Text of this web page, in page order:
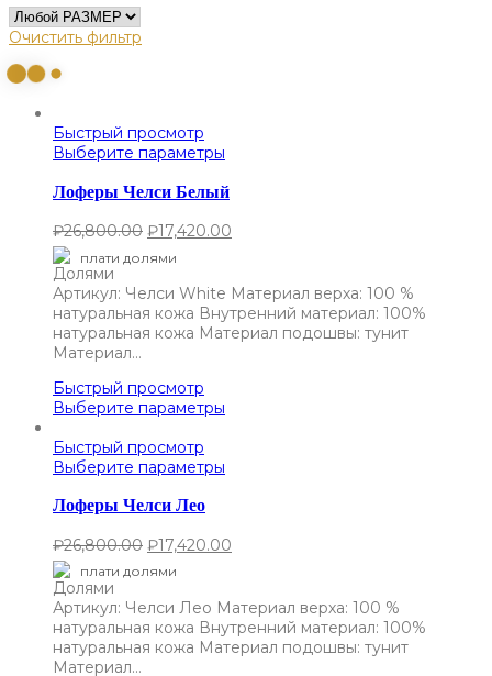
Очистить фильтр
Быстрый просмотр
Выберите параметры
Лоферы Челси Белый
₽26,800.00 ₽17,420.00
плати долями
Артикул: Челси White Материал верха: 100 %
натуральная кожа Внутренний материал: 100%
натуральная кожа Материал подошвы: тунит
Материал…
Быстрый просмотр
Выберите параметры
Быстрый просмотр
Выберите параметры
Лоферы Челси Лео
₽26,800.00 ₽17,420.00
плати долями
Артикул: Челси Лео Материал верха: 100 %
натуральная кожа Внутренний материал: 100%
натуральная кожа Материал подошвы: тунит
Материал…